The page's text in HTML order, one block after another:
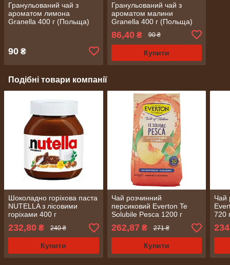
Гранульований чай з
ароматом лимона
Granella 400 г (Польща)
90 ₴
Гранульований чай з
ароматом малини
Granella 400 г (Польща)
86,40₴ 90 ₴
Купити
Подібні товари компанії
Шоколадно горіхова паста
NUTELLA з лісовими
горіхами 400 г
232,80 ₴ 240 ₴
Купити
Чай розчинний
персиковий Everton Te
Solubile Pesca 1200 г
(Італія)
262,87₴ 271 ₴
Купити
Чай
720